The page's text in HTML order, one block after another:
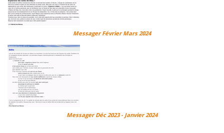
Messager Février Mars 2024
Messager Déc 2023 - Janvier 2024